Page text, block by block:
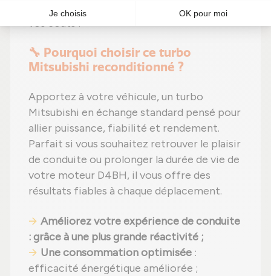
? Boostez votre moteur tout en diminuant
vos coûts !
🔧 Pourquoi choisir ce turbo
Mitsubishi reconditionné ?
Apportez à votre véhicule, un turbo
Mitsubishi en échange standard pensé pour
allier puissance, fiabilité et rendement.
Parfait si vous souhaitez retrouver le plaisir
de conduite ou prolonger la durée de vie de
votre moteur D4BH, il vous offre des
résultats fiables à chaque déplacement.
Améliorez votre expérience de conduite
: grâce à une plus grande réactivité ;
Une consommation optimisée :
efficacité énergétique améliorée ;